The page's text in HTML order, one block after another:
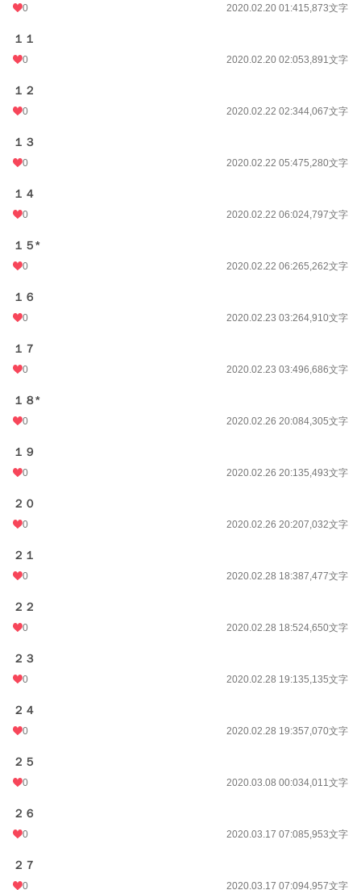
0 2020.02.20 01:415,873文字
１１
0 2020.02.20 02:053,891文字
１２
0 2020.02.22 02:344,067文字
１３
0 2020.02.22 05:475,280文字
１４
0 2020.02.22 06:024,797文字
１５*
0 2020.02.22 06:265,262文字
１６
0 2020.02.23 03:264,910文字
１７
0 2020.02.23 03:496,686文字
１８*
0 2020.02.26 20:084,305文字
１９
0 2020.02.26 20:135,493文字
２０
0 2020.02.26 20:207,032文字
２１
0 2020.02.28 18:387,477文字
２２
0 2020.02.28 18:524,650文字
２３
0 2020.02.28 19:135,135文字
２４
0 2020.02.28 19:357,070文字
２５
0 2020.03.08 00:034,011文字
２６
0 2020.03.17 07:085,953文字
２７
0 2020.03.17 07:094,957文字